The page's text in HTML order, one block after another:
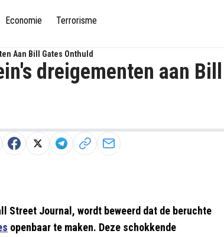
Economie Terrorisme
Aan Bill Gates Onthuld
dreigementen aan Bill
Street Journal, wordt beweerd dat de beruchte
openbaar te maken. Deze schokkende